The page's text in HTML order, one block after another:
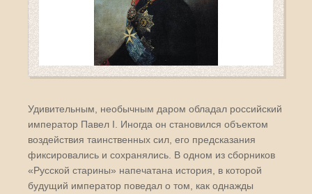
Удивительным, необычным даром обладал российский
император Павел I. Иногда он становился объектом
воздействия таинственных сил, его предсказания
фиксировались и сохранялись. В одном из сборников
«Русской старины» напечатана история, в которой
будущий император поведал о том, как однажды